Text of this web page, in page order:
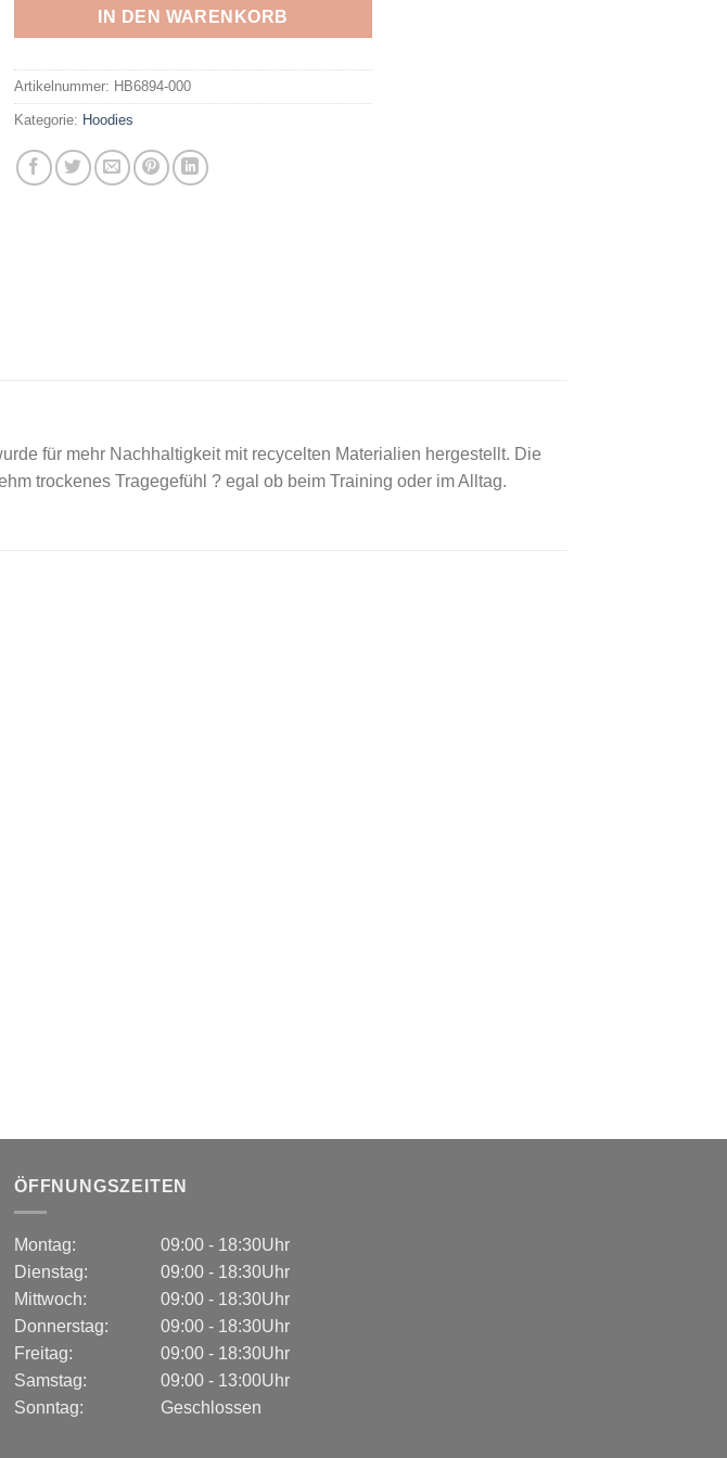
IN DEN WARENKORB
Artikelnummer: HB6894-000
Kategorie: Hoodies
für mehr Nachhaltigkeit mit recycelten Materialien hergestellt. Die
trockenes Tragegefühl ? egal ob beim Training oder im Alltag.
ÖFFNUNGSZEITEN
Montag:
Dienstag:
Mittwoch:
Donnerstag:
Freitag:
Samstag:
Sonntag:
09:00 - 18:30Uhr
09:00 - 18:30Uhr
09:00 - 18:30Uhr
09:00 - 18:30Uhr
09:00 - 18:30Uhr
09:00 - 13:00Uhr
Geschlossen